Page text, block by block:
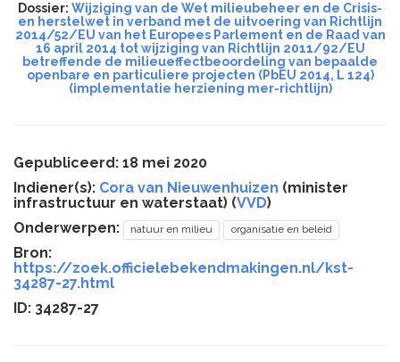
Dossier: Wijziging van de Wet milieubeheer en de Crisis-
en herstelwet in verband met de uitvoering van Richtlijn
2014/52/EU van het Europees Parlement en de Raad van
16 april 2014 tot wijziging van Richtlijn 2011/92/EU
betreffende de milieueffectbeoordeling van bepaalde
openbare en particuliere projecten (PbEU 2014, L 124)
(implementatie herziening mer-richtlijn)
Gepubliceerd: 18 mei 2020
Indiener(s): Cora van Nieuwenhuizen (minister
infrastructuur en waterstaat) (VVD)
Onderwerpen:
natuur en milieu organisatie en beleid
Bron:
https://zoek.officielebekendmakingen.nl/kst-
34287-27.html
ID: 34287-27